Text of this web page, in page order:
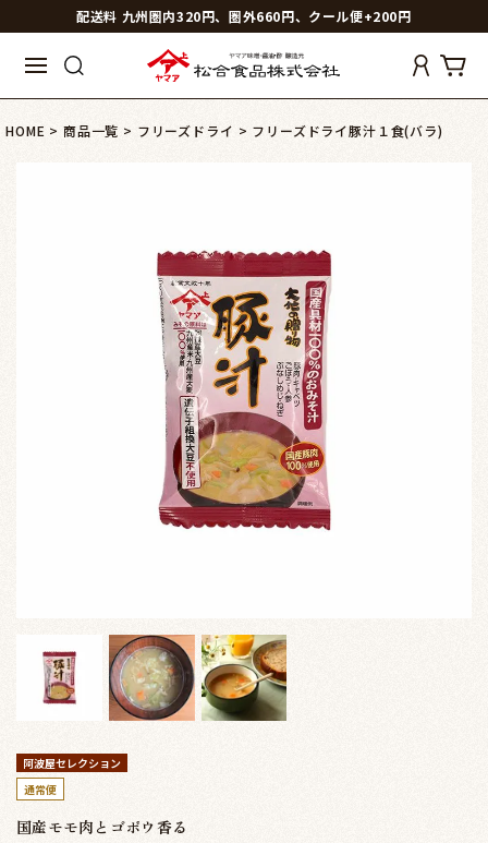
配送料 九州圏内320円、圏外660円、クール便+200円
HOME 商品一覧 フリーズドライ フリーズドライ豚汁１食(バラ)
阿波屋セレクション
通常便
国産モモ肉とゴボウ香る